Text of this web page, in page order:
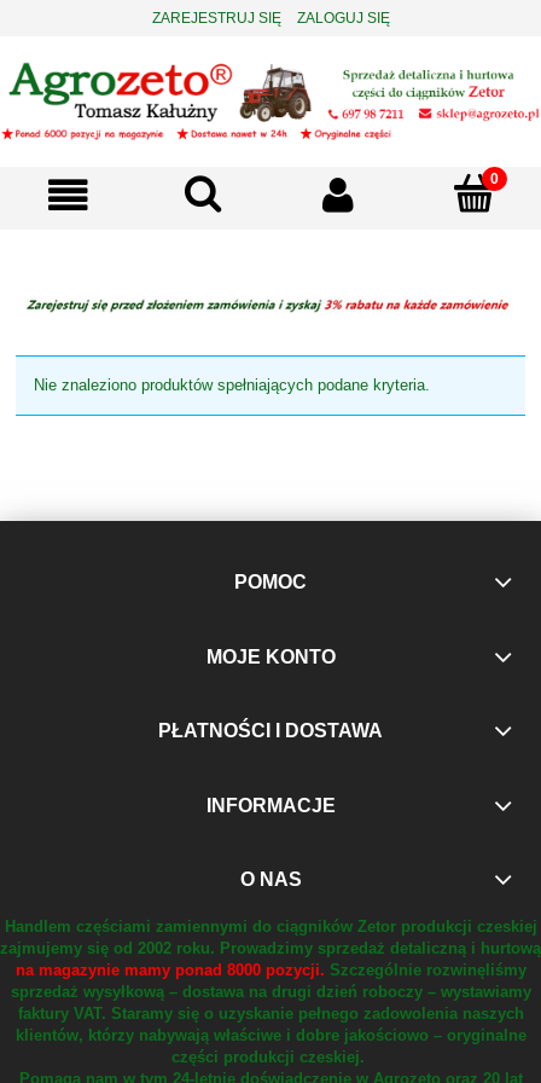
ZAREJESTRUJ SIĘ ZALOGUJ SIĘ
Nie znaleziono produktów spełniających podane kryteria.
POMOC
MOJE KONTO
PŁATNOŚCI I DOSTAWA
INFORMACJE
O NAS
Handlem częściami zamiennymi do ciągników Zetor produkcji czeskiej
zajmujemy się od 2002 roku. Prowadzimy sprzedaż detaliczną i hurtową
na magazynie mamy ponad 8000 pozycji. Szczególnie rozwinęliśmy
sprzedaż wysyłkową – dostawa na drugi dzień roboczy – wystawiamy
faktury VAT. Staramy się o uzyskanie pełnego zadowolenia naszych
klientów, którzy nabywają właściwe i dobre jakościowo – oryginalne
części produkcji czeskiej.
Pomaga nam w tym 24-letnie doświadczenie w Agrozeto oraz 20 lat